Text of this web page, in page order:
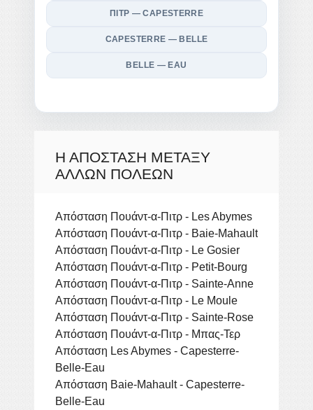
ΠΙΤΡ — CAPESTERRE
CAPESTERRE — BELLE
BELLE — EAU
Η ΑΠΌΣΤΑΣΗ ΜΕΤΑΞΎ
ΆΛΛΩΝ ΠΌΛΕΩΝ
Απόσταση Πουάντ-α-Πιτρ - Les Abymes
Απόσταση Πουάντ-α-Πιτρ - Baie-Mahault
Απόσταση Πουάντ-α-Πιτρ - Le Gosier
Απόσταση Πουάντ-α-Πιτρ - Petit-Bourg
Απόσταση Πουάντ-α-Πιτρ - Sainte-Anne
Απόσταση Πουάντ-α-Πιτρ - Le Moule
Απόσταση Πουάντ-α-Πιτρ - Sainte-Rose
Απόσταση Πουάντ-α-Πιτρ - Μπας-Τερ
Απόσταση Les Abymes - Capesterre-
Belle-Eau
Απόσταση Baie-Mahault - Capesterre-
Belle-Eau